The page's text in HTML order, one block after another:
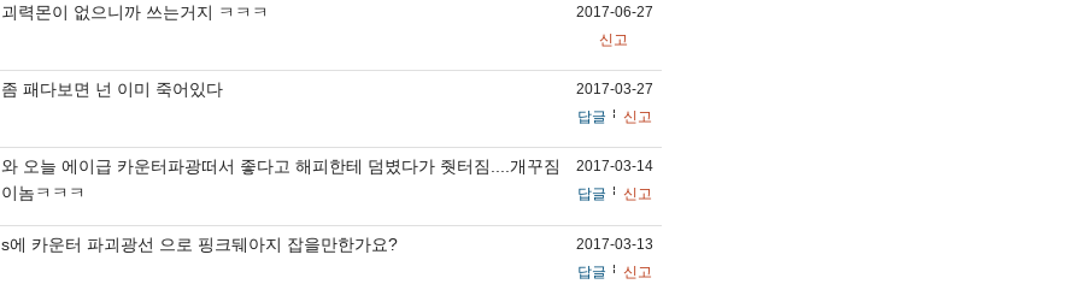
괴력몬이 없으니까 쓰는거지 ㅋㅋㅋ
2017-06-27
신고
좀 패다보면 넌 이미 죽어있다
2017-03-27
답글
신고
와 오늘 에이급 카운터파광떠서 좋다고 해피한테 덤볐다가 줫터짐....개꾸짐
이놈ㅋㅋㅋ
2017-03-14
답글
신고
s에 카운터 파괴광선 으로 핑크뒈아지 잡을만한가요?
2017-03-13
답글
신고